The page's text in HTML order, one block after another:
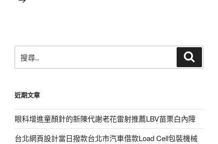
尋
字:
近期文章
眼科增進童顏針的新陳代謝老花雷射推薦LBV苗栗白內障
台北網頁設計當日撥款台北市汽車借款Load Cell包裝機械